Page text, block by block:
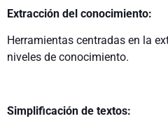
Extracción del conocimiento:
Herramientas centradas en la
niveles de conocimiento.
Simplificación de textos: